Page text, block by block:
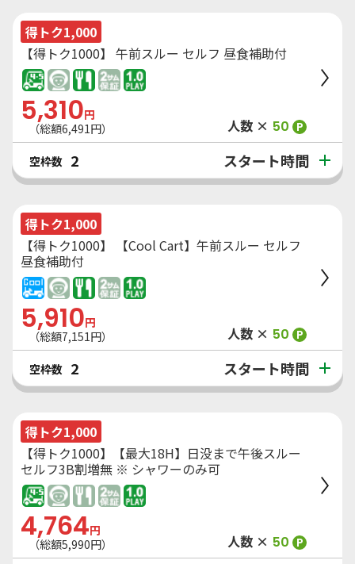
得トク1,000
【得トク1000】 午前スルー セルフ 昼食補助付
5,310円
（総額6,491円） 人数 × 50 P
空枠数 2 スタート時間
得トク1,000
【得トク1000】 【Cool Cart】午前スルー セルフ
昼食補助付
5,910円
（総額7,151円） 人数 × 50 P
空枠数 2 スタート時間
得トク1,000
【得トク1000】【最大18H】日没まで午後スルー
セルフ3B割増無 ※ シャワーのみ可
4,764円
（総額5,990円） 人数 × 50 P